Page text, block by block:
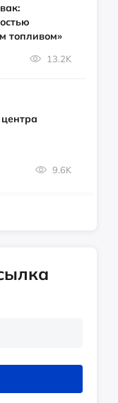
топливом»
13.2K
9.6K